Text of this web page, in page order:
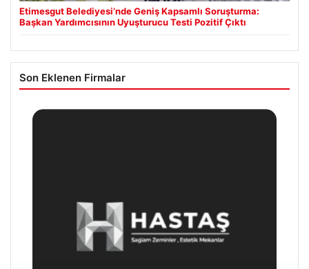
Etimesgut Belediyesi’nde Geniş Kapsamlı Soruşturma:
Başkan Yardımcısının Uyuşturucu Testi Pozitif Çıktı
Son Eklenen Firmalar